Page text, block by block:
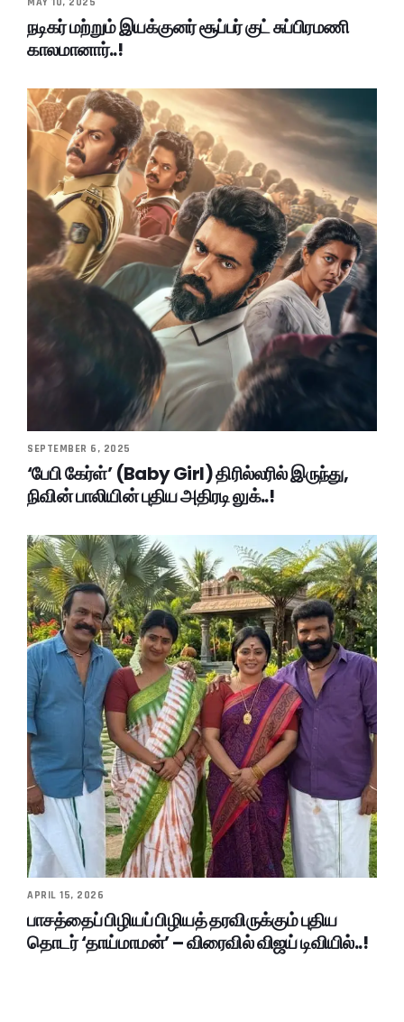
நடிகர் மற்றும் இயக்குனர் சூப்பர் குட் சுப்பிரமணி
காலமானார்..!
SEPTEMBER 6, 2025
‘பேபி கேர்ள்’ (Baby Girl) திரில்லரில் இருந்து,
நிவின் பாலியின் புதிய அதிரடி லுக்..!
APRIL 15, 2026
பாசத்தைப் பிழியப் பிழியத் தரவிருக்கும் புதிய
தொடர் ‘தாய்மாமன்’ – விரைவில் விஜய் டிவியில்..!